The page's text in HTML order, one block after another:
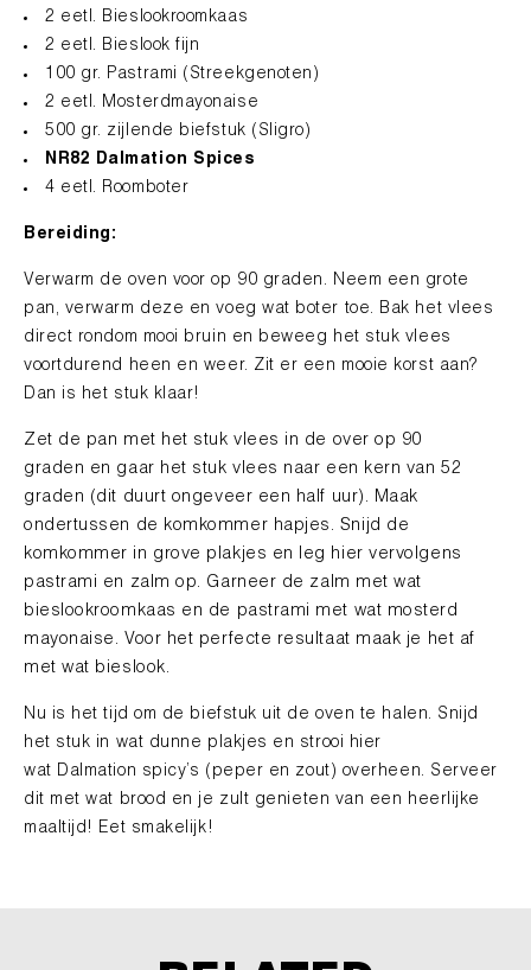
2 eetl. Bieslookroomkaas
2 eetl. Bieslook fijn
100 gr. Pastrami (Streekgenoten)
2 eetl. Mosterdmayonaise
500 gr. zijlende biefstuk (Sligro)
NR82 Dalmation Spices
4 eetl. Roomboter
Bereiding:
Verwarm de oven voor op 90 graden. Neem een grote
pan, verwarm deze en voeg wat boter toe. Bak het vlees
direct rondom mooi bruin en beweeg het stuk vlees
voortdurend heen en weer. Zit er een mooie korst aan?
Dan is het stuk klaar!
Zet de pan met het stuk vlees in de over op 90
graden en g aar het stuk vlees naar een kern van 52
graden (dit duurt ongeveer een half uur). Maak
ondertussen de komkommer hapjes. Snijd de
komkommer in grove plakjes en leg hier vervolgens
pastrami en zalm op. Garneer de zalm met wat
bieslookroomkaas en de pastrami met wat mosterd
mayonaise. Voor het perfecte resultaat maak je het af
met wat bieslook.
Nu is het tijd om de biefstuk uit de oven te halen. Snijd
het stuk in wat dunne plakjes en strooi hier
wat Dalmation spicy’s (peper en zout) overheen. Serveer
dit met wat brood en
je zult genieten van een heerlijke
maaltijd! Eet smakelijk!